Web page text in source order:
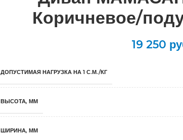
Коричневое/
19 250
ДОПУСТИМАЯ НАГРУЗКА НА 1 С.М./КГ
ВЫСОТА, ММ
ШИРИНА, ММ